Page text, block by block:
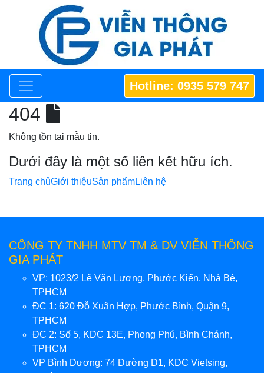
Hotline: 0935 579 747
404
Không tồn tại mẫu tin.
Dưới đây là một số liên kết hữu ích.
Trang chủGiới thiệuSản phẩmLiên hệ
CÔNG TY TNHH MTV TM & DV VIỄN THÔNG
GIA PHÁT
VP: 1023/2 Lê Văn Lương, Phước Kiển, Nhà Bè,
TPHCM
ĐC 1: 620 Đỗ Xuân Hợp, Phước Bình, Quận 9,
TPHCM
ĐC 2: Số 5, KDC 13E, Phong Phú, Bình Chánh,
TPHCM
VP Bình Dương: 74 Đường D1, KDC Vietsing,